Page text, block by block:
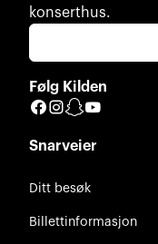
konserthus.
Følg Kilden
Facebook
Instagram
Snapchat
Snarveier
Ditt besøk
Billettinformasjon